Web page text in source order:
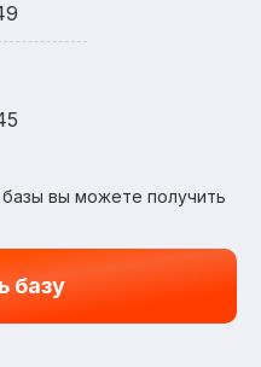
вы можете получить
базу